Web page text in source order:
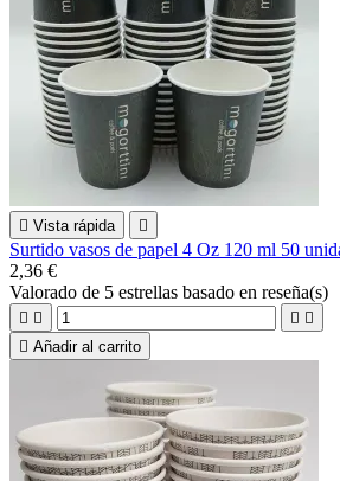
 Vista rápida 
Surtido vasos de papel 4 Oz 120 ml 50
2,36 €
Valorado de 5 estrellas basado en reseña(s)
   
 Añadir al carrito